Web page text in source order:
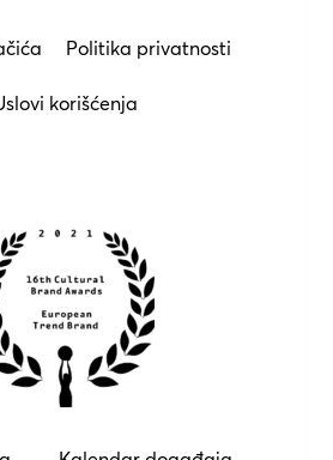
Politika privatnosti
korišćenja